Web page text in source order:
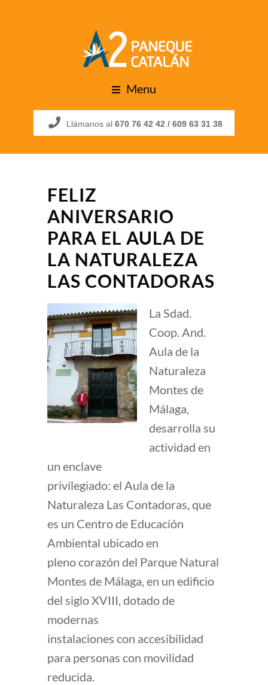
Menu
Llámanos al 670 76 42 42 / 609 63 31 38
FELIZ
ANIVERSARIO
PARA EL AULA DE
LA NATURALEZA
LAS CONTADORAS
La Sdad.
Coop. And.
Aula de la
Naturaleza
Montes de
Málaga,
desarrolla su
actividad en
un enclave
privilegiado: el Aula de la
Naturaleza Las Contadoras, que
es un Centro de Educación
Ambiental ubicado en
pleno corazón del Parque Natural
Montes de Málaga, en un edificio
del siglo XVIII, dotado de
modernas
instalaciones con accesibilidad
para personas con movilidad
reducida.